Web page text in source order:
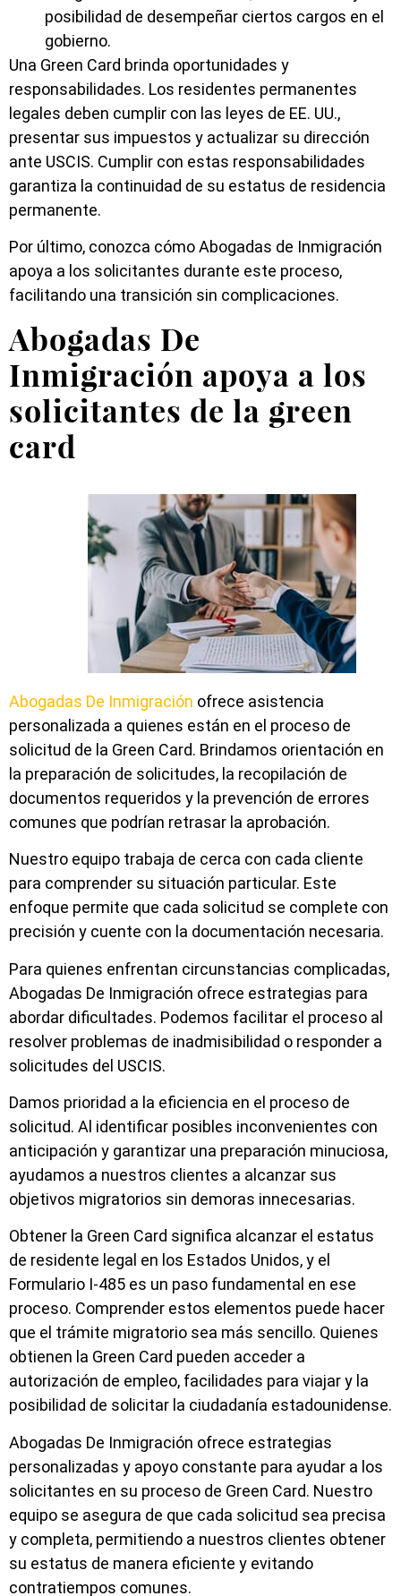
posibilidad de desempeñar ciertos cargos en el
gobierno.
Una Green Card brinda oportunidades y
responsabilidades. Los residentes permanentes
legales deben cumplir con las leyes de EE. UU.,
presentar sus impuestos y actualizar su dirección
ante USCIS. Cumplir con estas responsabilidades
garantiza la continuidad de su estatus de residencia
permanente.
Por último, conozca cómo Abogadas de Inmigración
apoya a los solicitantes durante este proceso,
facilitando una transición sin complicaciones.
Abogadas De
Inmigración apoya a los
solicitantes de la green
card
Abogadas De Inmigración ofrece asistencia
personalizada a quienes están en el proceso de
solicitud de la Green Card. Brindamos orientación en
la preparación de solicitudes, la recopilación de
documentos requeridos y la prevención de errores
comunes que podrían retrasar la aprobación.
Nuestro equipo trabaja de cerca con cada cliente
para comprender su situación particular. Este
enfoque permite que cada solicitud se complete con
precisión y cuente con la documentación necesaria.
Para quienes enfrentan circunstancias complicadas,
Abogadas De Inmigración ofrece estrategias para
abordar dificultades. Podemos facilitar el proceso al
resolver problemas de inadmisibilidad o responder a
solicitudes del USCIS.
Damos prioridad a la eficiencia en el proceso de
solicitud. Al identificar posibles inconvenientes con
anticipación y garantizar una preparación minuciosa,
ayudamos a nuestros clientes a alcanzar sus
objetivos migratorios sin demoras innecesarias.
Obtener la Green Card significa alcanzar el estatus
de residente legal en los Estados Unidos, y el
Formulario I-485 es un paso fundamental en ese
proceso. Comprender estos elementos puede hacer
que el trámite migratorio sea más sencillo. Quienes
obtienen la Green Card pueden acceder a
autorización de empleo, facilidades para viajar y la
posibilidad de solicitar la ciudadanía estadounidense.
Abogadas De Inmigración ofrece estrategias
personalizadas y apoyo constante para ayudar a los
solicitantes en su proceso de Green Card. Nuestro
equipo se asegura de que cada solicitud sea precisa
y completa, permitiendo a nuestros clientes obtener
su estatus de manera eficiente y evitando
contratiempos comunes.